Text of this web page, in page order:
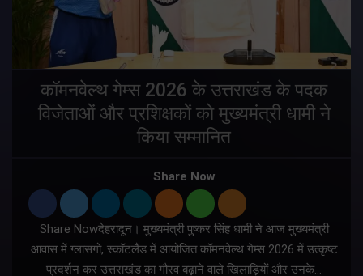
कॉमनवेल्थ गेम्स 2026 के उत्तराखंड के पदक
विजेताओं और प्रशिक्षकों को मुख्यमंत्री धामी ने
किया सम्मानित
Share Now
Share Nowदेहरादून। मुख्यमंत्री पुष्कर सिंह धामी ने आज मुख्यमंत्री
आवास में ग्लासगो, स्कॉटलैंड में आयोजित कॉमनवेल्थ गेम्स 2026 में उत्कृष्ट
प्रदर्शन कर उत्तराखंड का गौरव बढ़ाने वाले खिलाड़ियों और उनके…